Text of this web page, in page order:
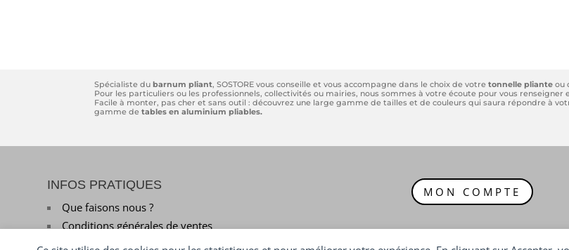
Spécialiste du barnum pliant, SOSTORE vous conseille et vous accompagne dans le choix de votretonnelle pliante ou
Pour les particuliers ou les professionnels, collectivités ou mairies, nous sommes à votre écoute pour vous renseigner
Facile à monter, pas cher et sans outil : découvrez une large gamme de tailles et de couleurs qui saura répondre à
gamme detables en aluminium pliables.
INFOS PRATIQUES
Que faisons nous ?
Conditions générales de ventes
Mentions légales
MON COMPTE